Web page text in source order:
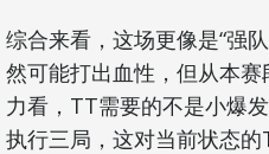
综合来看，这场更像是“强
然可能打出血性，但从本
力看，TT需要的不是小爆
执行三局，这对当前状态的